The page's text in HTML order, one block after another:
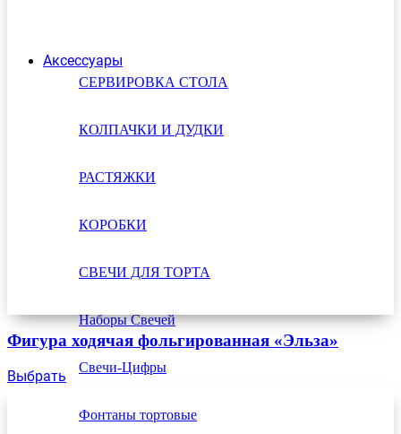
Аксессуары
СЕРВИРОВКА СТОЛА
КОЛПАЧКИ И ДУДКИ
РАСТЯЖКИ
КОРОБКИ
СВЕЧИ ДЛЯ ТОРТА
Наборы Свечей
Свечи-Цифры
Фонтаны тортовые
Фигура ходячая фольгированная «Эльза»
Выбрать